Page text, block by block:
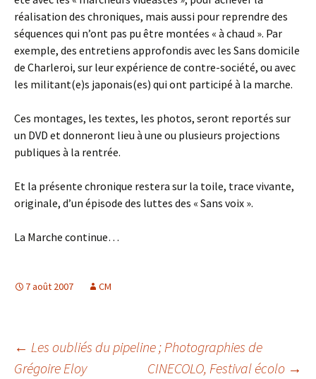
réalisation des chroniques, mais aussi pour reprendre des
séquences qui n’ont pas pu être montées « à chaud ». Par
exemple, des entretiens approfondis avec les Sans domicile
de Charleroi, sur leur expérience de contre-société, ou avec
les militant(e)s japonais(es) qui ont participé à la marche.
Ces montages, les textes, les photos, seront reportés sur
un DVD et donneront lieu à une ou plusieurs projections
publiques à la rentrée.
Et la présente chronique restera sur la toile, trace vivante,
originale, d’un épisode des luttes des « Sans voix ».
La Marche continue…
7 août 2007 CM
Navigation
← Les oubliés du pipeline ; Photographies de
Grégoire Eloy
CINECOLO, Festival écolo →